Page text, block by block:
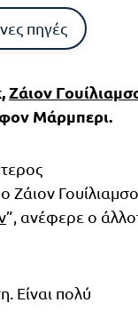
πηγές
Ζάιον
Μάρμπερι.
Ζάιον
”, ανέφερε ο
Είναι πολύ